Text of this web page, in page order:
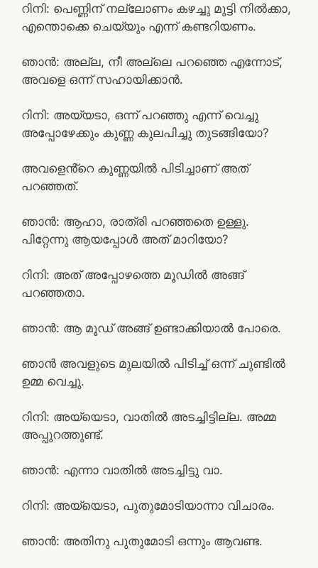
റിനി: പെണ്ണിന് നല്ലോണം കഴച്ചു മുട്ടി നിൽക്കാ,
എന്തൊക്കെ ചെയ്യും എന്ന് കണ്ടറിയണം.
ഞാൻ: അല്ല, നീ അല്ലെ പറഞ്ഞെ എന്നോട്,
അവളെ ഒന്ന് സഹായിക്കാൻ.
റിനി: അയ്യടാ, ഒന്ന് പറഞ്ഞു എന്ന് വെച്ചു
അപ്പോഴേക്കും കുണ്ണ കുലപിച്ചു തുടങ്ങിയോ?
അവളെൻ്റെ കുണ്ണയിൽ പിടിച്ചാണ് അത്
പറഞ്ഞത്.
ഞാൻ: ആഹാ, രാത്രി പറഞ്ഞതെ ഉള്ളു.
പിറ്റേന്നു ആയപ്പോൾ അത് മാറിയോ?
റിനി: അത് അപ്പോഴത്തെ മൂഡിൽ അങ്ങ്
പറഞ്ഞതാ.
ഞാൻ: ആ മൂഡ് അങ്ങ് ഉണ്ടാക്കിയാൽ പോരെ.
ഞാൻ അവളുടെ മുലയിൽ പിടിച്ച് ഒന്ന് ചുണ്ടിൽ
ഉമ്മ വെച്ചു.
റിനി: അയ്യെടാ, വാതിൽ അടച്ചിട്ടില്ല. അമ്മ
അപ്പുറത്തുണ്ട്.
ഞാൻ: എന്നാ വാതിൽ അടച്ചിട്ടു വാ.
റിനി: അയ്യെടാ, പുതുമോടിയാന്നാ വിചാരം.
ഞാൻ: അതിനു പുതുമോടി ഒന്നും ആവണ്ട.